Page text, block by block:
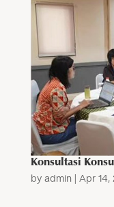
Konsultasi
by admin| Apr 14,